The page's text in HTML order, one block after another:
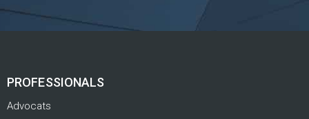
PROFESSIONALS
Advocats